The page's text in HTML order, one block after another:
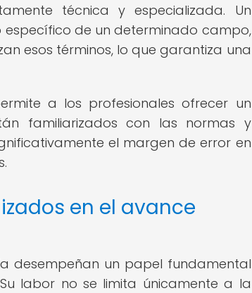
técnica y especializada. Un
de un determinado campo,
esos términos, lo que garantiza una
a los profesionales ofrecer un
familiarizados con las normas y
el margen de error en
en el avance
desempeñan un papel fundamental
labor no se limita únicamente a la